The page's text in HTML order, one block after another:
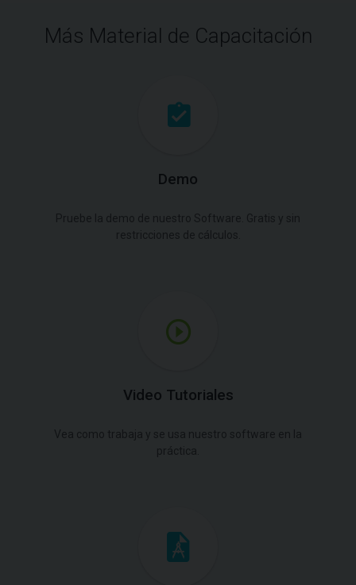
Más Material de Capacitación
Demo
Pruebe la demo de nuestro Software. Gratis y sin
restricciones de cálculos.
Video Tutoriales
Vea como trabaja y se usa nuestro software en la
práctica.